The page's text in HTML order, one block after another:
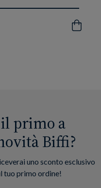
Acquista
primo a
Biffi?
uno sconto esclusivo
tuo primo ordine!